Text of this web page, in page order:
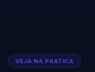
VEJA NA PRÁTICA